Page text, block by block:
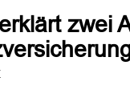
zwei